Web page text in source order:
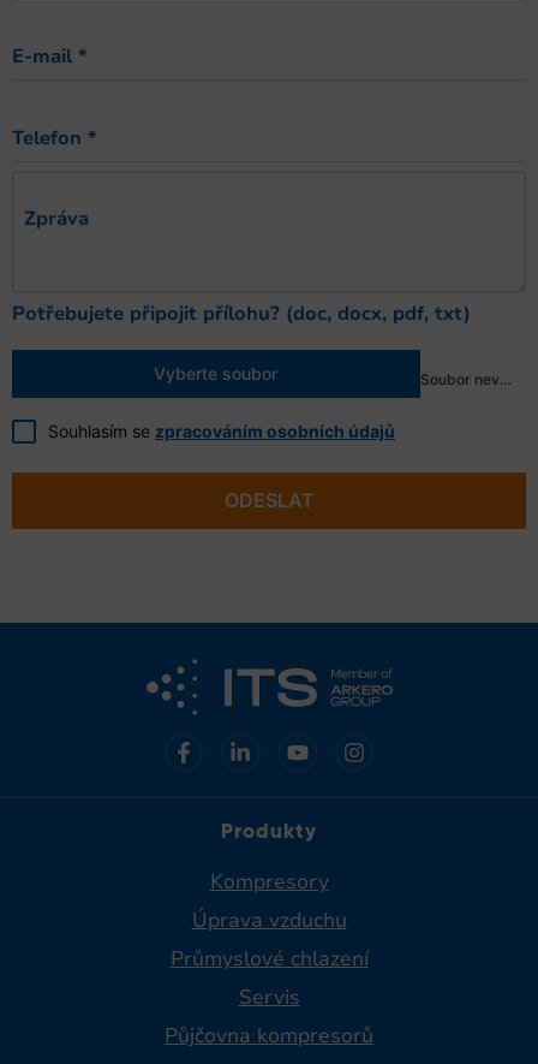
E-mail *
Telefon *
Zpráva
Potřebujete připojit přílohu? (doc, docx, pdf, txt)
Vyberte soubor Soubor nevybrán
Souhlasím se zpracováním osobních údajů
ODESLAT
Produkty
Kompresory
Úprava vzduchu
Průmyslové chlazení
Servis
Půjčovna kompresorů